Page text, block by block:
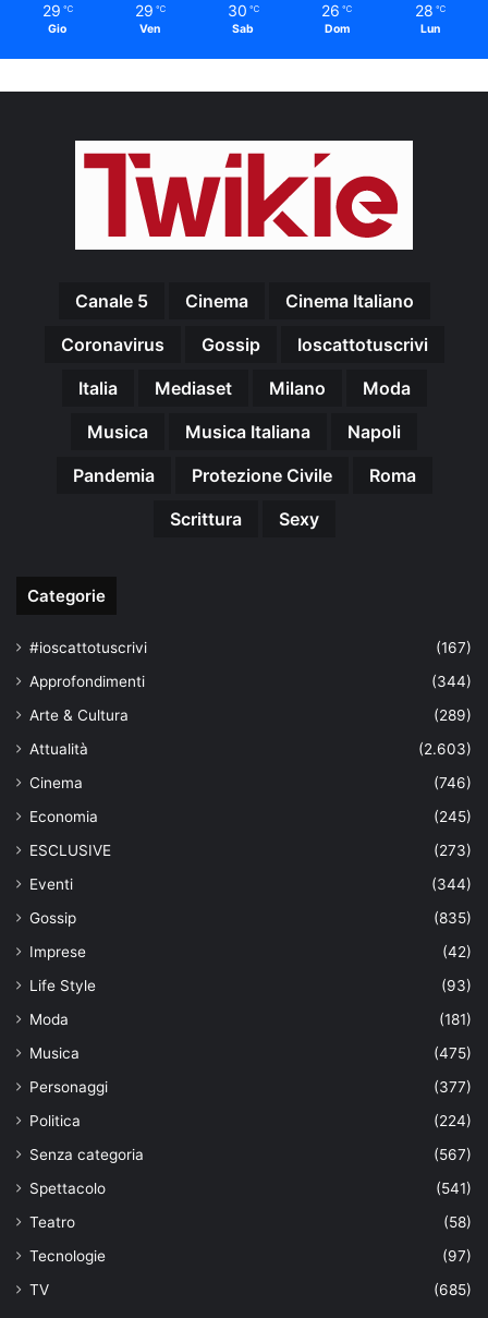
29 ℃
Gio
29 ℃
Ven
30 ℃
Sab
26 ℃
Dom
28 ℃
Lun
Canale 5 Cinema
Cinema Italiano
Coronavirus
Gossip
Ioscattotuscrivi
Italia
Mediaset Milano
Moda
Musica
Musica Italiana
Napoli
Pandemia
Protezione Civile
Roma
Scrittura
Sexy
Categorie
#ioscattotuscrivi
(167)
Approfondimenti
(344)
Arte & Cultura
(289)
Attualità
(2.603)
Cinema
(746)
Economia
(245)
ESCLUSIVE
(273)
Eventi
(344)
Gossip
(835)
Imprese
(42)
Life Style
(93)
Moda
(181)
Musica
(475)
Personaggi
(377)
Politica
(224)
Senza categoria
(567)
Spettacolo
(541)
Teatro
(58)
Tecnologie
(97)
TV
(685)